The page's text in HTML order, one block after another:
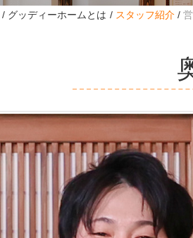
グッディーホームとは スタッフ紹介